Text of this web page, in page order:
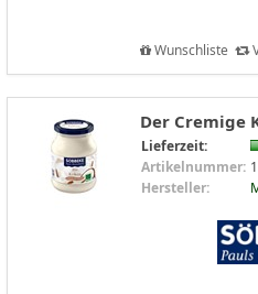
Wunschliste
Der Cremige
Lieferzeit:
Artikelnummer:
Hersteller: